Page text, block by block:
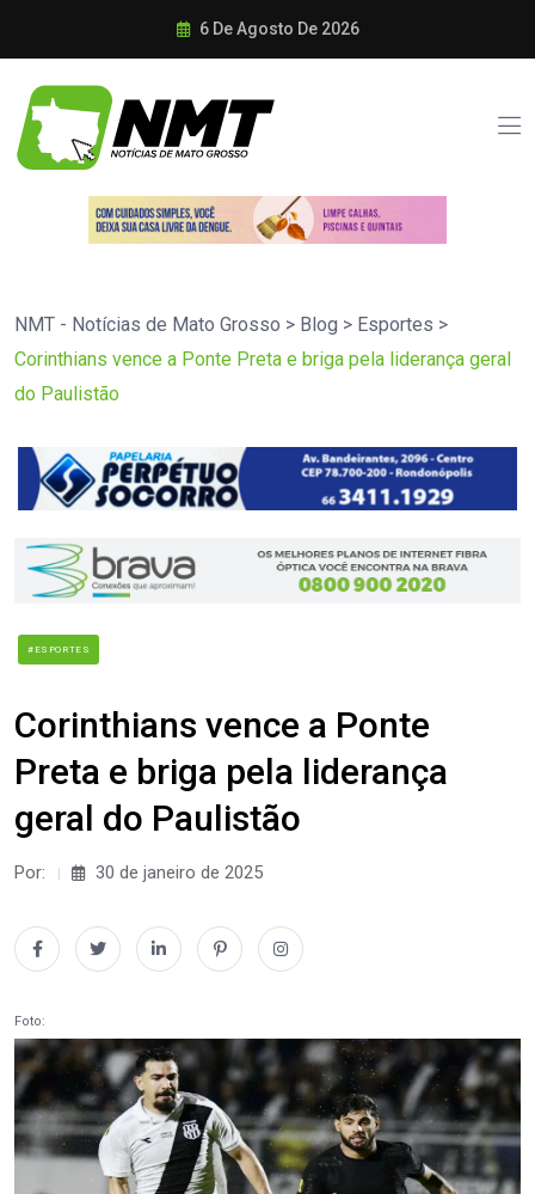
6 De Agosto De 2026
NMT - Notícias de Mato Grosso > Blog > Esportes >
Corinthians vence a Ponte Preta e briga pela liderança geral
do Paulistão
#ESPORTES
Corinthians vence a Ponte
Preta e briga pela liderança
geral do Paulistão
Por: 30 de janeiro de 2025
Foto: